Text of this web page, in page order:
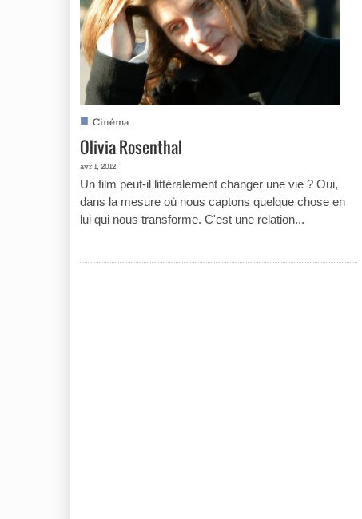
■ Cinéma
Olivia Rosenthal
avr 1, 2012
Un film peut-il littéralement changer une vie ? Oui,
dans la mesure où nous captons quelque chose en
lui qui nous transforme. C'est une relation...